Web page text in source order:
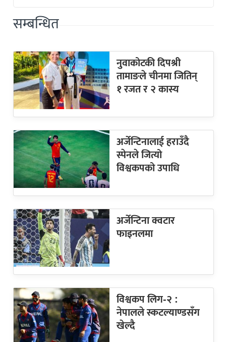
सम्बन्धित
नुवाकोटकी दिपश्री
तामाङले चीनमा जितिन्
१ रजत र २ कास्य
अर्जेन्टिनालाई हराउँदै
स्पेनले जित्यो
विश्वकपको उपाधि
अर्जेन्टिना क्वटार
फाइनलमा
विश्वकप लिग-२ :
नेपालले स्कटल्याण्डसँग
खेल्दै